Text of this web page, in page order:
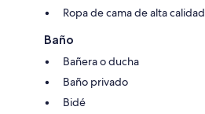
Ropa de cama de alta calidad
Baño
Bañera o ducha
Baño privado
Bidé